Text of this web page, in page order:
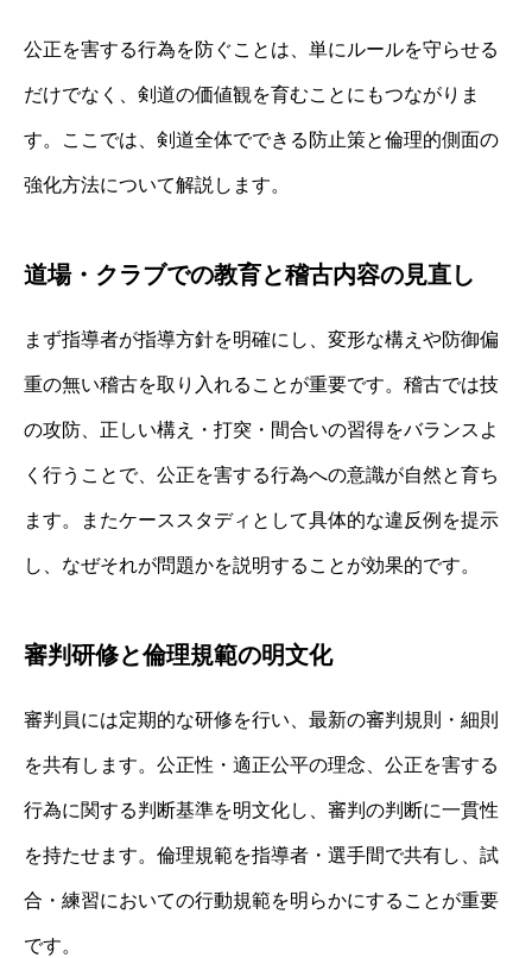
公正を害する行為を防ぐことは、単にルールを守らせる
だけでなく、剣道の価値観を育むことにもつながりま
す。ここでは、剣道全体でできる防止策と倫理的側面の
強化方法について解説します。
道場・クラブでの教育と稽古内容の見直し
まず指導者が指導方針を明確にし、変形な構えや防御偏
重の無い稽古を取り入れることが重要です。稽古では技
の攻防、正しい構え・打突・間合いの習得をバランスよ
く行うことで、公正を害する行為への意識が自然と育ち
ます。またケーススタディとして具体的な違反例を提示
し、なぜそれが問題かを説明することが効果的です。
審判研修と倫理規範の明文化
審判員には定期的な研修を行い、最新の審判規則・細則
を共有します。公正性・適正公平の理念、公正を害する
行為に関する判断基準を明文化し、審判の判断に一貫性
を持たせます。倫理規範を指導者・選手間で共有し、試
合・練習においての行動規範を明らかにすることが重要
です。